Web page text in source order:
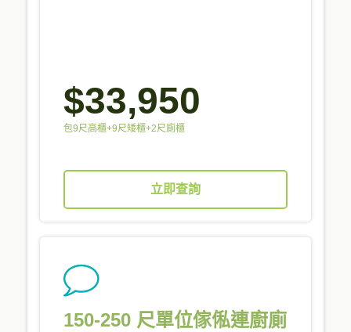
$33,950
包9尺高櫃+9尺矮櫃+2尺廁櫃
立即查詢
150-250 尺單位傢俬連廚廁